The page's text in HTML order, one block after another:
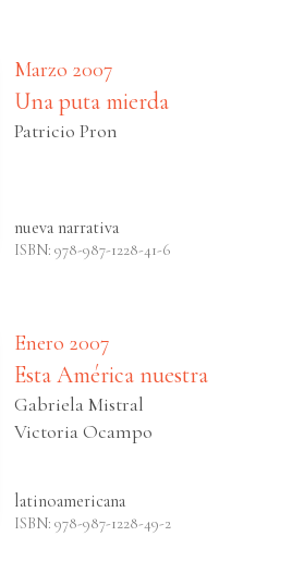
Marzo 2007
Una puta mierda
Patricio Pron
nueva narrativa
ISBN: 978-987-1228-41-6
Enero 2007
Esta América nuestra
Gabriela Mistral
Victoria Ocampo
latinoamericana
ISBN: 978-987-1228-49-2